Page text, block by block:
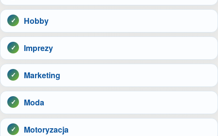
Hobby
Imprezy
Marketing
Moda
Motoryzacja